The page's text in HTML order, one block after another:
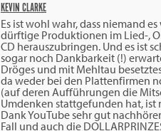
KEVIN CLARKE
Es ist wohl wahr, dass niemand
dürftige Produktionen im Lied-,
CD herauszubringen. Und es ist
sogar noch Dankbarkeit (!)
Dröges und mit Mehltau
da weder bei den Plattenfirmen
(auf deren Aufführungen die
Umdenken stattgefunden hat, ist
Dank YouTube sehr gut
Fall und auch die